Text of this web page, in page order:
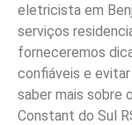
eletricista em
serviços
forneceremos
confiáveis e
saber mais sobre
Constant do Sul